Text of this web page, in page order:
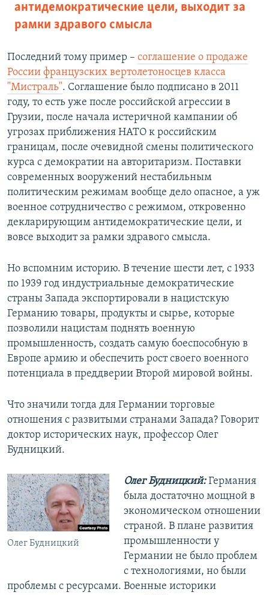
антидемократические цели, выходит за
рамки здравого смысла
Последний тому пример – соглашение о продаже
России французских вертолетоносцев класса
"Мистраль". Соглашение было подписано в 2011
году, то есть уже после российской агрессии в
Грузии, после начала истеричной кампании об
угрозах приближения НАТО к российским
границам, после очевидной смены политического
курса с демократии на авторитаризм. Поставки
современных вооружений нестабильным
политическим режимам вообще дело опасное, а уж
военное сотрудничество с режимом, откровенно
декларирующим антидемократические цели, и
вовсе выходит за рамки здравого смысла.
Но вспомним историю. В течение шести лет, с 1933
по 1939 год индустриальные демократические
страны Запада экспортировали в нацистскую
Германию товары, продукты и сырье, которые
позволили нацистам поднять военную
промышленность, создать самую боеспособную в
Европе армию и обеспечить рост своего военного
потенциала в преддверии Второй мировой войны.
Что значили тогда для Германии торговые
отношения с развитыми странами Запада? Говорит
доктор исторических наук, профессор Олег
Будницкий.
Олег Будницкий
Олег Будницкий:Германия
была достаточно мощной в
экономическом отношении
страной. В плане развития
промышленности у
Германии не было проблем
с технологиями, но были
проблемы с ресурсами. Военные историки